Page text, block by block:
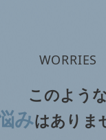
WORRIES
このよう
みはありま